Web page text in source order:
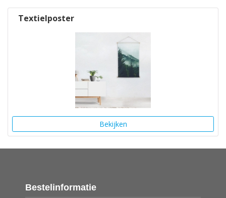
Textielposter
Bekijken
Bestelinformatie